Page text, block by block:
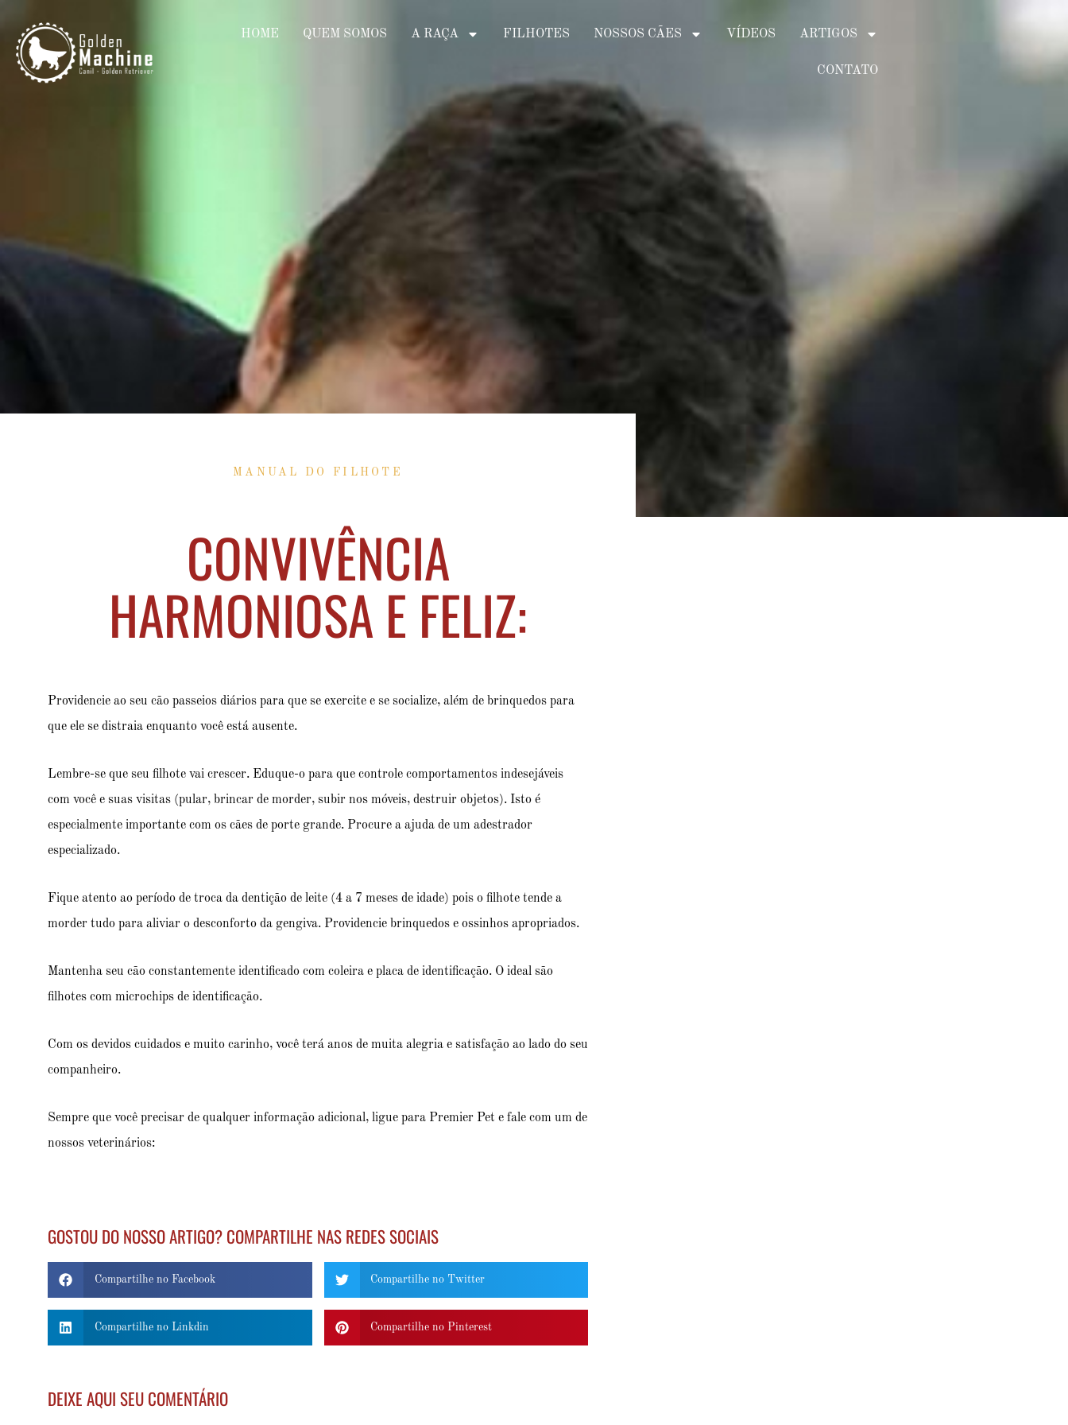
HOME QUEM SOMOS A RAÇA FILHOTES NOSSOS CÃES VÍDEOS ARTIGOS
CONTATO
MANUAL DO FILHOTE
CONVIVÊNCIA
HARMONIOSA E FELIZ:
Providencie ao seu cão passeios diários para que se exercite e se socialize, além de brinquedos para
que ele se distraia enquanto você está ausente.
Lembre-se que seu filhote vai crescer. Eduque-o para que controle comportamentos indesejáveis
com você e suas visitas (pular, brincar de morder, subir nos móveis, destruir objetos). Isto é
especialmente importante com os cães de porte grande. Procure a ajuda de um adestrador
especializado.
Fique atento ao período de troca da dentição de leite (4 a 7 meses de idade) pois o filhote tende a
morder tudo para aliviar o desconforto da gengiva. Providencie brinquedos e ossinhos apropriados.
Mantenha seu cão constantemente identificado com coleira e placa de identificação. O ideal são
filhotes com microchips de identificação.
Com os devidos cuidados e muito carinho, você terá anos de muita alegria e satisfação ao lado do seu
companheiro.
Sempre que você precisar de qualquer informação adicional, ligue para Premier Pet e fale com um de
nossos veterinários:
GOSTOU DO NOSSO ARTIGO? COMPARTILHE NAS REDES SOCIAIS
Compartilhe no Facebook Compartilhe no Twitter
Compartilhe no Linkdin Compartilhe no Pinterest
DEIXE AQUI SEU COMENTÁRIO